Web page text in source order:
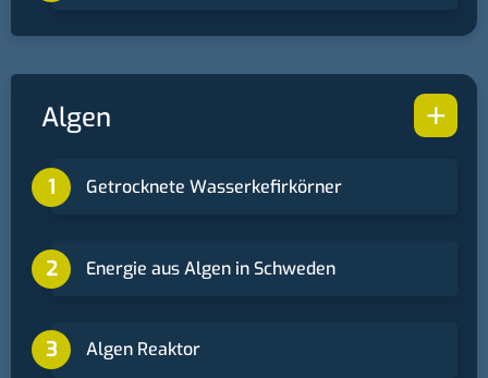
+
Algen
Getrocknete Wasserkefirkörner
Energie aus Algen in Schweden
Algen Reaktor